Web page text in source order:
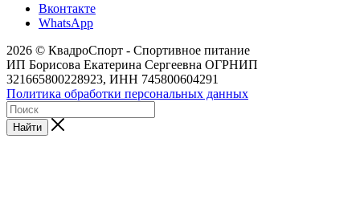
Вконтакте
WhatsApp
2026 © КвадроСпорт - Спортивное питание
ИП Борисова Екатерина Сергеевна ОГРНИП
321665800228923, ИНН 745800604291
Политика обработки персональных данных
Найти